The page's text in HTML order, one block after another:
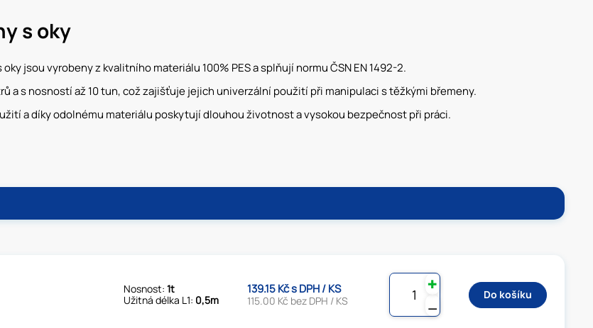
s oky
jsou vyrobeny z kvalitního materiálu 100% PES a splňují normu ČSN EN 1492-2.
a s nosností až 10 tun, což zajišťuje jejich univerzální použití při manipulaci s těžkými břemeny.
a díky odolnému materiálu poskytují dlouhou životnost a vysokou bezpečnost při práci.
Nosnost: 1t
Užitná délka L1: 0,5m
139.15 Kč s DPH / KS
115.00 Kč bez DPH / KS ⚊
✚
Do košíku